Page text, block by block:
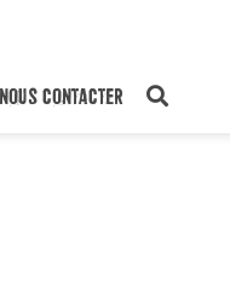
NOUS CONTACTER